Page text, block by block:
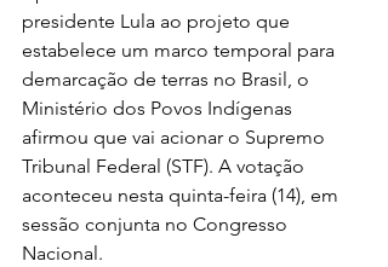
presidente Lula ao projeto que
estabelece um marco temporal para
demarcação de terras no Brasil, o
Ministério dos Povos Indígenas
afirmou que vai acionar o Supremo
Tribunal Federal (STF). A votação
aconteceu nesta quinta-feira (14), em
sessão conjunta no Congresso
Nacional.